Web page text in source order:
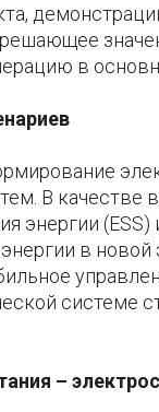
в
В качестве
энергии
в новой
системе
–